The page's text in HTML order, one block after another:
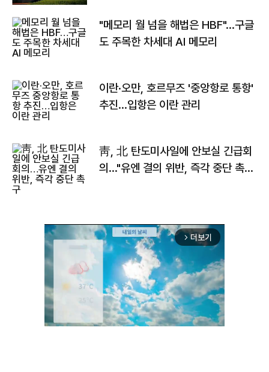
"메모리 월 넘을 해법은 HBF"…구글
도 주목한 차세대 AI 메모리
이란·오만, 호르무즈 '중앙항로 통항'
추진…입항은 이란 관리
靑, 北 탄도미사일에 안보실 긴급회
의…"유엔 결의 위반, 즉각 중단 촉
arrow_forward_ios 더보기